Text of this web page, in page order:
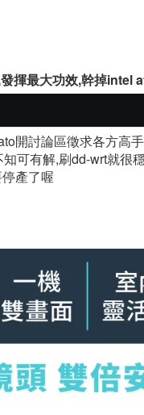
揮最大功效,幹掉intel
開討論區徵求各方高
可有解,刷dd-wrt就
產了喔